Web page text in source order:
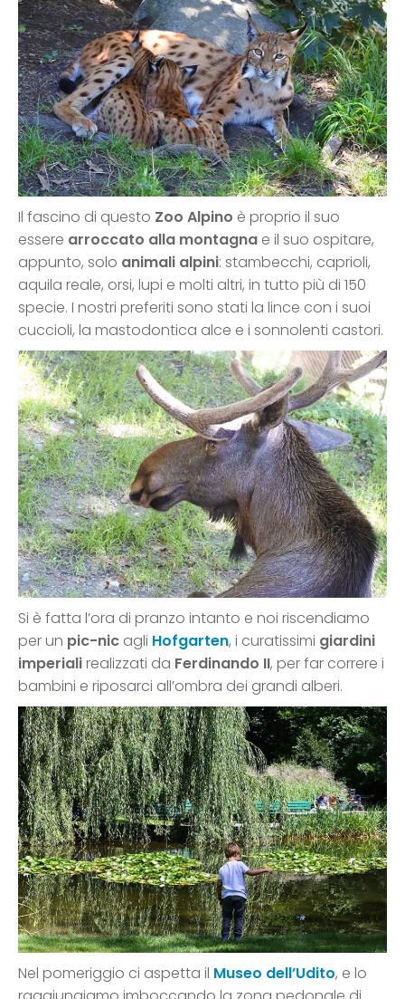
Il fascino di questo Zoo Alpino è proprio il suo
essere arroccato alla montagna e il suo ospitare,
appunto, solo animali alpini: stambecchi, caprioli,
aquila reale, orsi, lupi e molti altri, in tutto più di 150
specie. I nostri preferiti sono stati la lince con i suoi
cuccioli, la mastodontica alce e i sonnolenti castori.
Si è fatta l’ora di pranzo intanto e noi riscendiamo
per un pic-nic agli Hofgarten, i curatissimi giardini
imperialirealizzati da Ferdinando II, per far correre i
bambini e riposarci all’ombra dei grandi alberi.
Nel pomeriggio ci aspetta il Museo dell’Udito, e lo